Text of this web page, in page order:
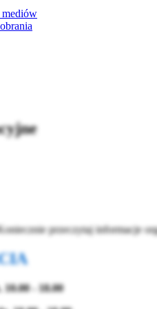
mediów
przeczytaj informacje
10.00 - 18.00